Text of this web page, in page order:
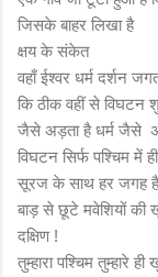
जिसके बाहर लिखा है
क्षय के संकेत
वहाँ ईश्वर धर्म दर्शन
कि ठीक वहीं से विघटन
जैसे अड़ता है धर्म जैसे
विघटन सिर्फ पश्चिम में ही
सूरज के साथ हर जगह है
बाड़ से छूटे मवेशियों की
दक्षिण !
तुम्हारा पश्चिम तुम्हारे ही